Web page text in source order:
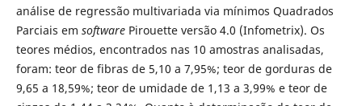
análise de regressão multivariada via mínimos Quadrados
Parciais em softwarePirouette versão 4.0 (Infometrix). Os
teores médios, encontrados nas 10 amostras analisadas,
foram: teor de fibras de 5,10 a 7,95%; teor de gorduras de
9,65 a 18,59%; teor de umidade de 1,13 a 3,99% e teor de